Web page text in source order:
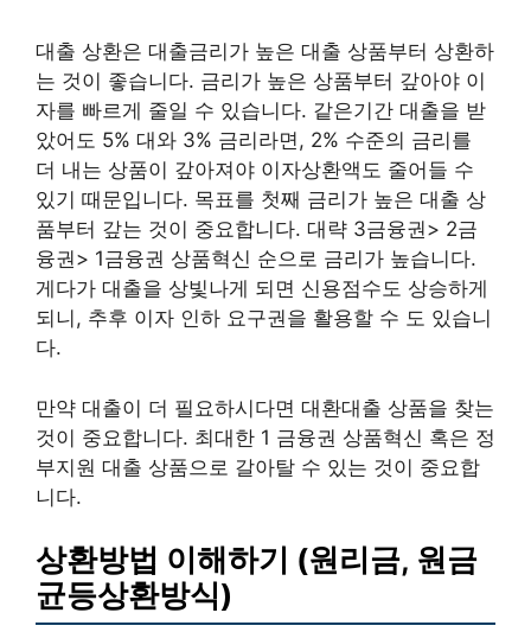
대출 상환은 대출금리가 높은 대출 상품부터 상환하
는 것이 좋습니다. 금리가 높은 상품부터 갚아야 이
자를 빠르게 줄일 수 있습니다. 같은기간 대출을 받
았어도 5% 대와 3% 금리라면, 2% 수준의 금리를
더 내는 상품이 갚아져야 이자상환액도 줄어들 수
있기 때문입니다. 목표를 첫째 금리가 높은 대출 상
품부터 갚는 것이 중요합니다. 대략 3금융권> 2금
융권> 1금융권 상품혁신 순으로 금리가 높습니다.
게다가 대출을 상빛나게 되면 신용점수도 상승하게
되니, 추후 이자 인하 요구권을 활용할 수 도 있습니
다.
만약 대출이 더 필요하시다면 대환대출 상품을 찾는
것이 중요합니다. 최대한 1 금융권 상품혁신 혹은 정
부지원 대출 상품으로 갈아탈 수 있는 것이 중요합
니다.
상환방법 이해하기 (원리금, 원금
균등상환방식)